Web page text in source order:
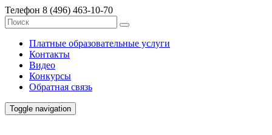
Телефон 8 (496) 463-10-70
Платные образовательные услуги
Контакты
Видео
Конкурсы
Обратная связь
Toggle navigation